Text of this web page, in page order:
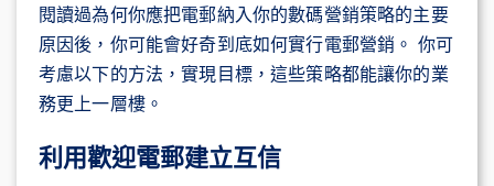
閱讀過為何你應把電郵納入你的數碼營銷策略的主要
原因後，你可能會好奇到底如何實行電郵營銷。 你可
考慮以下的方法，實現目標，這些策略都能讓你的業
務更上一層樓。
利用歡迎電郵建立互信